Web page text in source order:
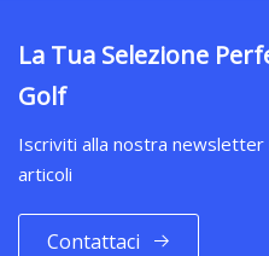
La Tua Selezione
Golf
Iscriviti alla nostra
articoli
Contattaci